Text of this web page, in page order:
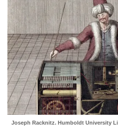
Joseph Racknitz. Humboldt University